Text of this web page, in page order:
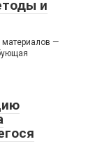
и
материалов —